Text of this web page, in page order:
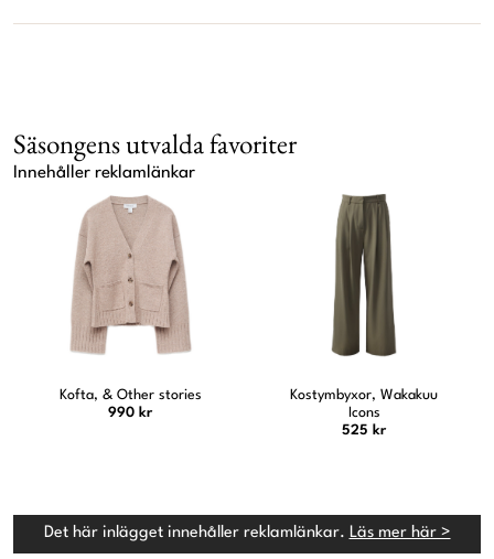
Säsongens utvalda favoriter
Innehåller reklamlänkar
Kofta, & Other stories
990 kr
Kostymbyxor, Wakakuu
Icons
525 kr
Det här inlägget innehåller reklamlänkar. Läs mer här >